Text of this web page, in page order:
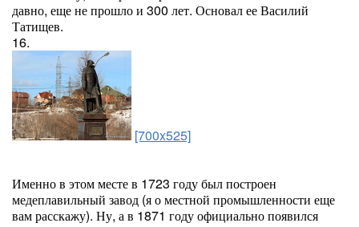
давно, еще не прошло и 300 лет. Основал ее Василий
Татищев.
16.
[700x525]
Именно в этом месте в 1723 году был построен
медеплавильный завод (я о местной промышленности еще
вам расскажу). Ну, а в 1871 году официально появился